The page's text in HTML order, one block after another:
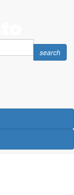
Search
search